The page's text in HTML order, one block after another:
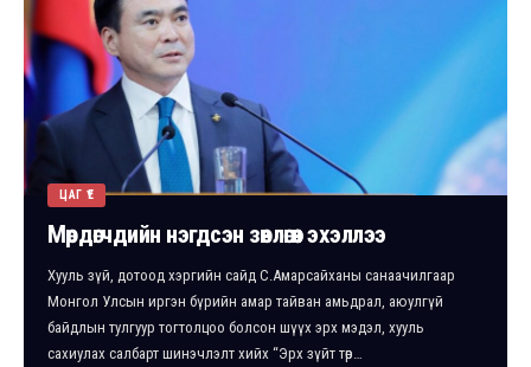
ЦАГ ҮЕ
Мөрдөгчдийн нэгдсэн зөвлөгөөн эхэллээ
Хууль зүй, дотоод хэргийн сайд С.Амарсайханы санаачилгаар
Монгол Улсын иргэн бүрийн амар тайван амьдрал, аюулгүй
байдлын тулгуур тогтолцоо болсон шүүх эрх мэдэл, хууль
сахиулах салбарт шинэчлэлт хийх “Эрх зүйт төр…